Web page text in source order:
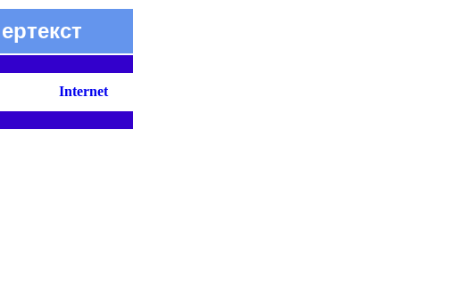
Internet